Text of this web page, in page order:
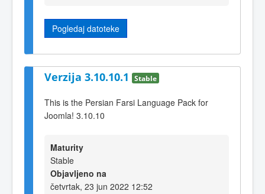
Pogledaj datoteke
Verzija 3.10.10.1 Stable
This is the Persian Farsi Language Pack for
Joomla! 3.10.10
Maturity
Stable
Objavljeno na
četvrtak, 23 jun 2022 12:52